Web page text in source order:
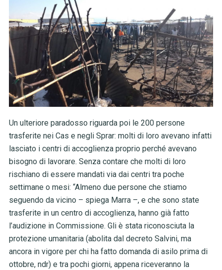
Un ulteriore paradosso riguarda poi le 200 persone
trasferite nei Cas e negli Sprar: molti di loro avevano infatti
lasciato i centri di accoglienza proprio perché avevano
bisogno di lavorare. Senza contare che molti di loro
rischiano di essere mandati via dai centri tra poche
settimane o mesi: “Almeno due persone che stiamo
seguendo da vicino – spiega Marra –, e che sono state
trasferite in un centro di accoglienza, hanno già fatto
l’audizione in Commissione. Gli è stata riconosciuta la
protezione umanitaria (abolita dal decreto Salvini, ma
ancora in vigore per chi ha fatto domanda di asilo prima di
ottobre, ndr) e tra pochi giorni, appena riceveranno la